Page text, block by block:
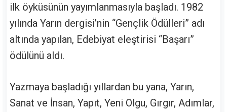
ilk öyküsünün yayımlanmasıyla başladı. 1982
yılında Yarın dergisi’nin “Gençlik Ödülleri” adı
altında yapılan, Edebiyat eleştirisi “Başarı”
ödülünü aldı.
Yazmaya başladığı yıllardan bu yana, Yarın,
Sanat ve İnsan, Yapıt, Yeni Olgu, Gırgır, Adımlar,